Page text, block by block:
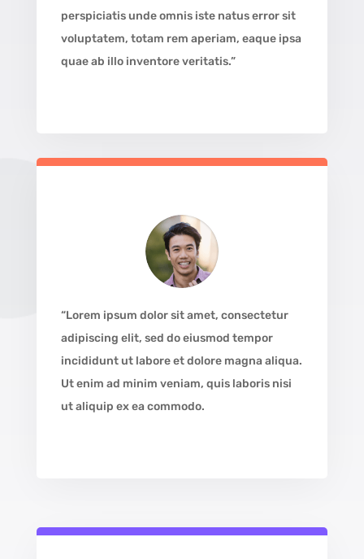
perspiciatis unde omnis iste natus error sit
voluptatem, totam rem aperiam, eaque ipsa
quae ab illo inventore veritatis.”
“Lorem ipsum dolor sit amet, consectetur
adipiscing elit, sed do eiusmod tempor
incididunt ut labore et dolore magna aliqua.
Ut enim ad minim veniam, quis laboris nisi
ut aliquip ex ea commodo.